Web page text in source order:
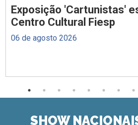
Exposição 'Cartunistas'
Centro Cultural Fiesp
06 de agosto 2026
SHOW